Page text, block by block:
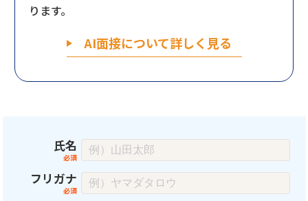
ります。
AI面接について詳しく見る
氏名
フリガナ